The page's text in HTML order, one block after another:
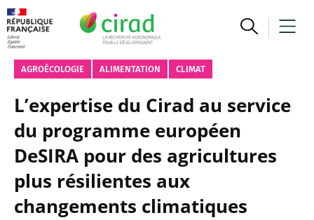
AGROÉCOLOGIE ALIMENTATION CLIMAT
L’expertise du Cirad au service
du programme européen
DeSIRA pour des agricultures
plus résilientes aux
changements climatiques